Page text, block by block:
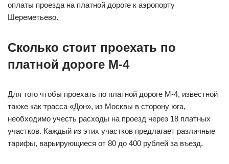
оплаты проезда на платной дороге к аэропорту
Шереметьево.
Сколько стоит проехать по
платной дороге М-4
Для того чтобы проехать по платной дороге М-4, известной
также как трасса «Дон», из Москвы в сторону юга,
необходимо учесть расходы на проезд через 18 платных
участков. Каждый из этих участков предлагает различные
тарифы, варьирующиеся от 80 до 400 рублей за въезд.